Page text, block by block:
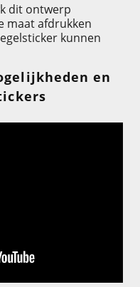
dit ontwerp
maat afdrukken
kunnen
en